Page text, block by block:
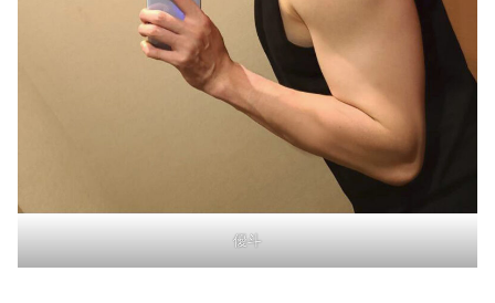
優斗